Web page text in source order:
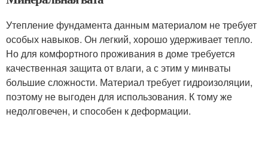
Утепление фундамента данным материалом не требует
особых навыков. Он легкий, хорошо удерживает тепло.
Но для комфортного проживания в доме требуется
качественная защита от влаги, а с этим у минваты
большие сложности. Материал требует гидроизоляции,
поэтому не выгоден для использования. К тому же
недолговечен, и способен к деформации.